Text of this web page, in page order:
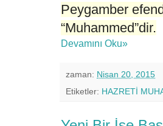
Peygamber
“Muhammed”dir.
Devamını Oku»
zaman: Nisan 20, 2015
Etiketler: HAZRETİ